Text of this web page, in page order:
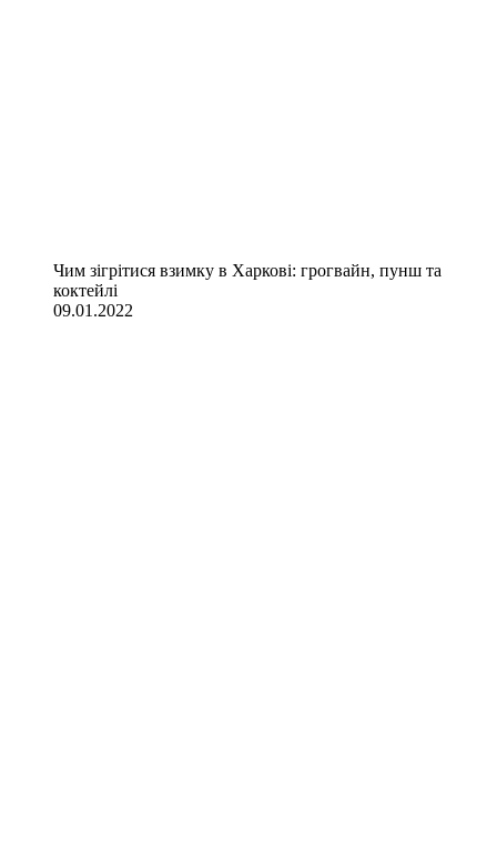
Чим зігрітися взимку в Харкові: грогвайн, пунш та
коктейлі
09.01.2022